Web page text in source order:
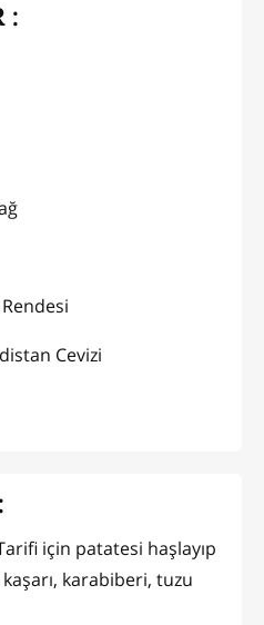
:
Cevizi
için patatesi haşlayıp
karabiberi, tuzu